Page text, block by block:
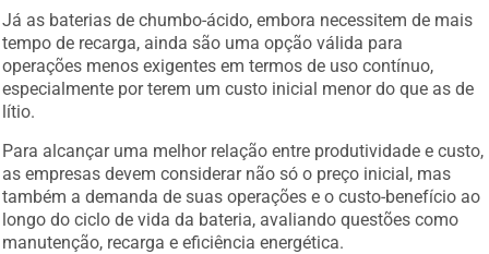
Já as baterias de chumbo-ácido, embora necessitem de mais
tempo de recarga, ainda são uma opção válida para
operações menos exigentes em termos de uso contínuo,
especialmente por terem um custo inicial menor do que as de
lítio.
Para alcançar uma melhor relação entre produtividade e custo,
as empresas devem considerar não só o preço inicial, mas
também a demanda de suas operações e o custo-benefício ao
longo do ciclo de vida da bateria, avaliando questões como
manutenção, recarga e eficiência energética.